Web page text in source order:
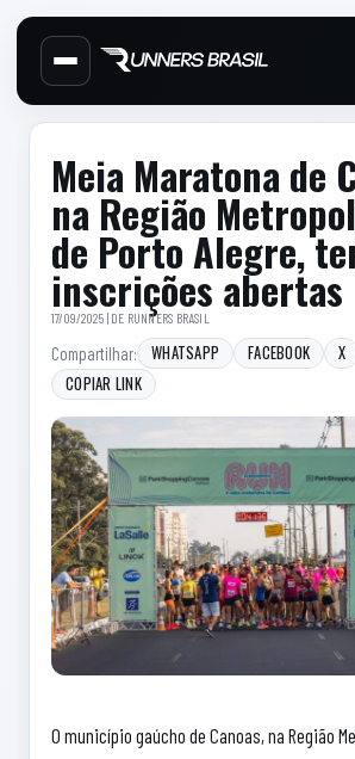
Cabecalho do site
Menu lateral de secoes
Conteudo principal
Conteudo principal
Meia Maratona de
na Região
de Porto Alegre,
inscrições abertas
17/09/2025 | DE RUNNERS BRASIL
Compartilhar: WHATSAPP FACEBOOK X
COPIAR LINK
O município gaúcho de Canoas, na Região
Barra lateral